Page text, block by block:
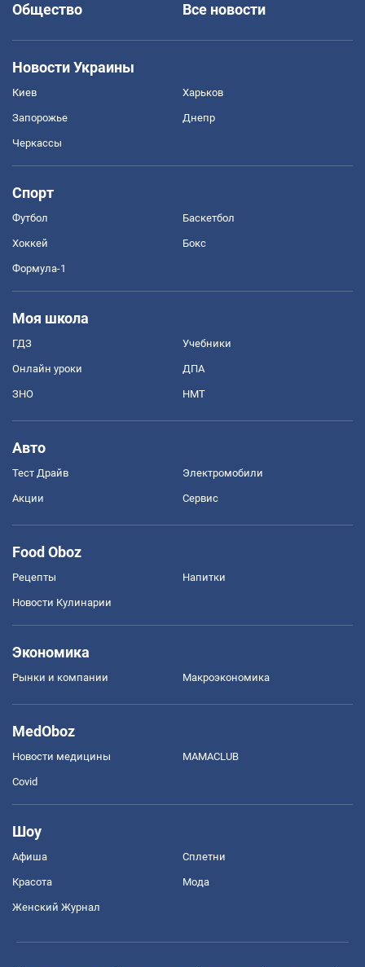
Общество
Все новости
Новости Украины
Киев Харьков
Запорожье Днепр
Черкассы
Спорт
Футбол Баскетбол
Хоккей Бокс
Формула-1
Моя школа
ГДЗ Учебники
Онлайн уроки ДПА
ЗНО НМТ
Авто
Тест Драйв Электромобили
Акции Сервис
Food Oboz
Рецепты Напитки
Новости Кулинарии
Экономика
Рынки и компании Mакроэкономика
MedOboz
Новости медицины MAMACLUB
Covid
Шоу
Афиша Сплетни
Красота Мода
Женский Журнал